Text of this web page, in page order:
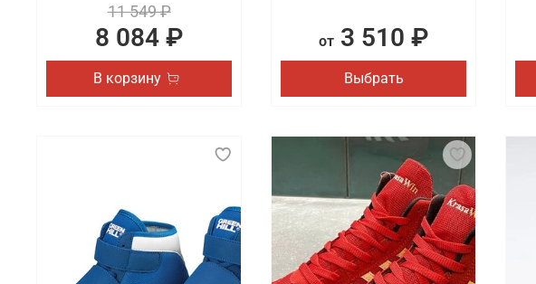
11 549 ₽
8 084 ₽
В корзину
от 3 510 ₽
Выбрать